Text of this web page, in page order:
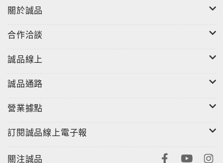
關於誠品
合作洽談
誠品線上
誠品通路
營業據點
訂閱誠品線上電子報
關注誠品